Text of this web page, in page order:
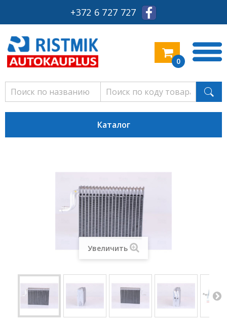
+372 6 727 727
0
Каталог
Увеличить